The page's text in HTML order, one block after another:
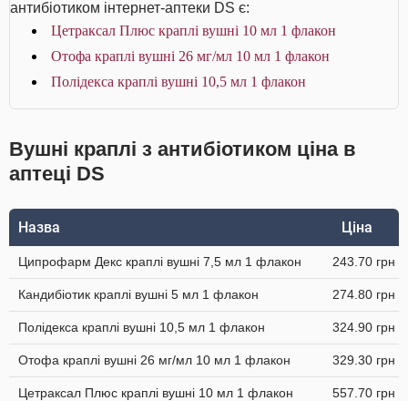
антибіотиком інтернет-аптеки DS є:
Цетраксал Плюс краплі вушні 10 мл 1 флакон
Отофа краплі вушні 26 мг/мл 10 мл 1 флакон
Полідекса краплі вушні 10,5 мл 1 флакон
Вушні краплі з антибіотиком ціна в
аптеці DS
Назва Ціна
Ципрофарм Декс краплі вушні 7,5 мл 1 флакон 243.70 грн
Кандибіотик краплі вушні 5 мл 1 флакон 274.80 грн
Полідекса краплі вушні 10,5 мл 1 флакон 324.90 грн
Отофа краплі вушні 26 мг/мл 10 мл 1 флакон 329.30 грн
Цетраксал Плюс краплі вушні 10 мл 1 флакон 557.70 грн